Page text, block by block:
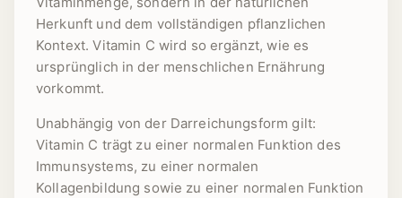
Herkunft und dem vollständigen pflanzlichen
Kontext. Vitamin C wird so ergänzt, wie es
ursprünglich in der menschlichen Ernährung
vorkommt.
Unabhängig von der Darreichungsform gilt:
Vitamin C trägt zu einer normalen Funktion des
Immunsystems, zu einer normalen
Kollagenbildung sowie zu einer normalen Funktion